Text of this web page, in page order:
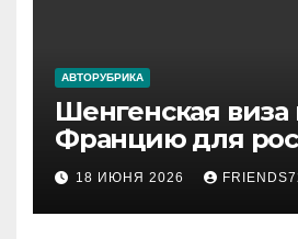
АВТОРУБРИКА
Шенгенская виза
Францию для
2026 году: сроки
и список
документов
18 ИЮНЯ 2026